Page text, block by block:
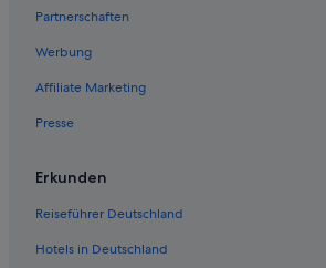
Partnerschaften
Werbung
Affiliate Marketing
Presse
Erkunden
Reiseführer Deutschland
Hotels in Deutschland